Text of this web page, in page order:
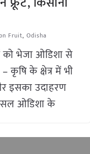
Fruit, Odisha
भेजा ओडिशा से
कृषि के क्षेत्र में भी
इसका उदाहरण
ओडिशा के